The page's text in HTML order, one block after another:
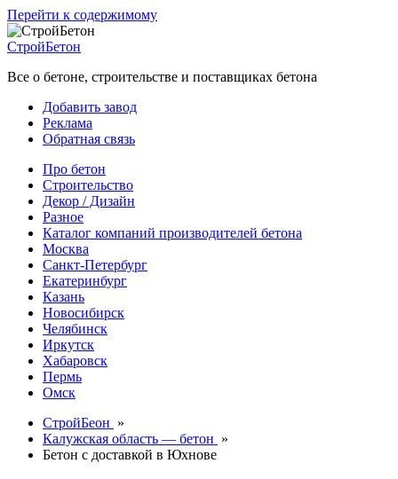
Перейти к содержимому
СтройБетон
Все о бетоне, строительстве и поставщиках бетона
Добавить завод
Реклама
Обратная связь
Про бетон
Строительство
Декор / Дизайн
Разное
Каталог компаний производителей бетона
Москва
Санкт-Петербург
Екатеринбург
Казань
Новосибирск
Челябинск
Иркутск
Хабаровск
Пермь
Омск
СтройБеон »
Калужская область — бетон »
Бетон с доставкой в Юхнове